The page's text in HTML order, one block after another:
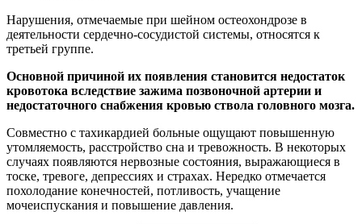
Нарушения, отмечаемые при шейном остеохондрозе в
деятельности сердечно-сосудистой системы, относятся к
третьей группе.
Основной причиной их появления становится недостаток
кровотока вследствие зажима позвоночной артерии и
недостаточного снабжения кровью ствола головного мозга.
Совместно с тахикардией больные ощущают повышенную
утомляемость, расстройство сна и тревожность. В некоторых
случаях появляются нервозные состояния, выражающиеся в
тоске, тревоге, депрессиях и страхах. Нередко отмечается
похолодание конечностей, потливость, учащение
мочеиспускания и повышение давления.